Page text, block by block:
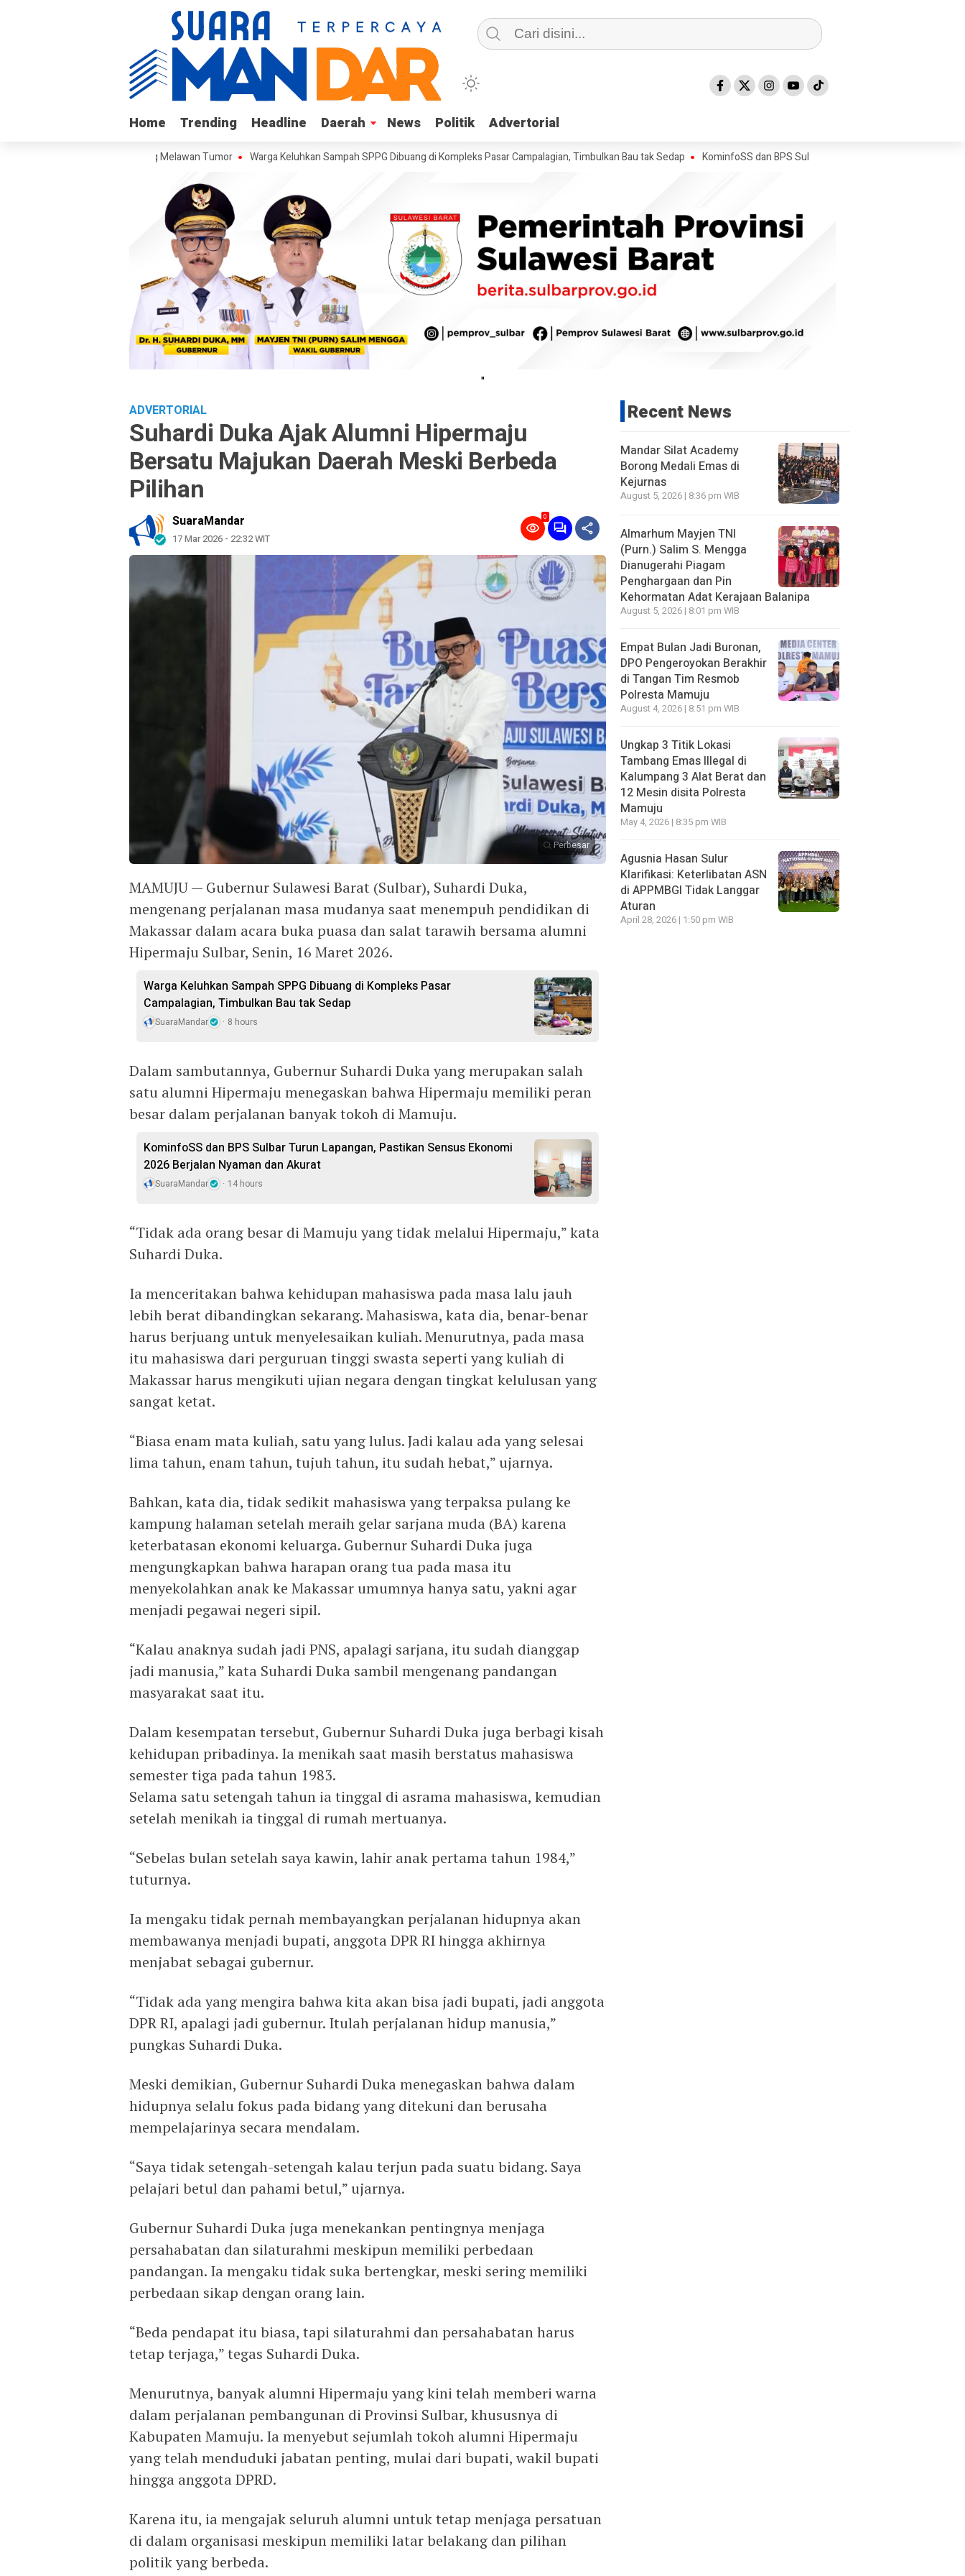
Home Trending Headline Daerah News Politik Advertorial
Home Trending Headline Daerah News Politik Advertorial
Kalukku yang Berjuang Melawan Tumor Warga Keluhkan Sampah SPPG Dibuang di Kompleks Pasar Campalagian, Timbulkan Bau tak Sedap KominfoSS dan BPS Sulbar Turun Lapangan, Pastikan Sensus
"
ADVERTORIAL
Suhardi Duka Ajak Alumni Hipermaju
Bersatu Majukan Daerah Meski Berbeda
Pilihan
SuaraMandar
17 Mar 2026 - 22:32 WIT
0
Perbesar
MAMUJU — Gubernur Sulawesi Barat (Sulbar), Suhardi Duka,
mengenang perjalanan masa mudanya saat menempuh pendidikan di
Makassar dalam acara buka puasa dan salat tarawih bersama alumni
Hipermaju Sulbar, Senin, 16 Maret 2026.
Warga Keluhkan Sampah SPPG Dibuang di Kompleks Pasar
Campalagian, Timbulkan Bau tak Sedap
SuaraMandar 8 hours
Dalam sambutannya, Gubernur Suhardi Duka yang merupakan salah
satu alumni Hipermaju menegaskan bahwa Hipermaju memiliki peran
besar dalam perjalanan banyak tokoh di Mamuju.
KominfoSS dan BPS Sulbar Turun Lapangan, Pastikan Sensus Ekonomi
2026 Berjalan Nyaman dan Akurat
SuaraMandar 14 hours
“Tidak ada orang besar di Mamuju yang tidak melalui Hipermaju,” kata
Suhardi Duka.
Ia menceritakan bahwa kehidupan mahasiswa pada masa lalu jauh
lebih berat dibandingkan sekarang. Mahasiswa, kata dia, benar-benar
harus berjuang untuk menyelesaikan kuliah. Menurutnya, pada masa
itu mahasiswa dari perguruan tinggi swasta seperti yang kuliah di
Makassar harus mengikuti ujian negara dengan tingkat kelulusan yang
sangat ketat.
“Biasa enam mata kuliah, satu yang lulus. Jadi kalau ada yang selesai
lima tahun, enam tahun, tujuh tahun, itu sudah hebat,” ujarnya.
Bahkan, kata dia, tidak sedikit mahasiswa yang terpaksa pulang ke
kampung halaman setelah meraih gelar sarjana muda (BA) karena
keterbatasan ekonomi keluarga. Gubernur Suhardi Duka juga
mengungkapkan bahwa harapan orang tua pada masa itu
menyekolahkan anak ke Makassar umumnya hanya satu, yakni agar
menjadi pegawai negeri sipil.
“Kalau anaknya sudah jadi PNS, apalagi sarjana, itu sudah dianggap
jadi manusia,” kata Suhardi Duka sambil mengenang pandangan
masyarakat saat itu.
Dalam kesempatan tersebut, Gubernur Suhardi Duka juga berbagi kisah
kehidupan pribadinya. Ia menikah saat masih berstatus mahasiswa
semester tiga pada tahun 1983.
Selama satu setengah tahun ia tinggal di asrama mahasiswa, kemudian
setelah menikah ia tinggal di rumah mertuanya.
“Sebelas bulan setelah saya kawin, lahir anak pertama tahun 1984,”
tuturnya.
Ia mengaku tidak pernah membayangkan perjalanan hidupnya akan
membawanya menjadi bupati, anggota DPR RI hingga akhirnya
menjabat sebagai gubernur.
“Tidak ada yang mengira bahwa kita akan bisa jadi bupati, jadi anggota
DPR RI, apalagi jadi gubernur. Itulah perjalanan hidup manusia,”
pungkas Suhardi Duka.
Meski demikian, Gubernur Suhardi Duka menegaskan bahwa dalam
hidupnya selalu fokus pada bidang yang ditekuni dan berusaha
mempelajarinya secara mendalam.
“Saya tidak setengah-setengah kalau terjun pada suatu bidang. Saya
pelajari betul dan pahami betul,” ujarnya.
Gubernur Suhardi Duka juga menekankan pentingnya menjaga
persahabatan dan silaturahmi meskipun memiliki perbedaan
pandangan. Ia mengaku tidak suka bertengkar, meski sering memiliki
perbedaan sikap dengan orang lain.
“Beda pendapat itu biasa, tapi silaturahmi dan persahabatan harus
tetap terjaga,” tegas Suhardi Duka.
Menurutnya, banyak alumni Hipermaju yang kini telah memberi warna
dalam perjalanan pembangunan di Provinsi Sulbar, khususnya di
Kabupaten Mamuju. Ia menyebut sejumlah tokoh alumni Hipermaju
yang telah menduduki jabatan penting, mulai dari bupati, wakil bupati
hingga anggota DPRD.
Karena itu, ia mengajak seluruh alumni untuk tetap menjaga persatuan
di dalam organisasi meskipun memiliki latar belakang dan pilihan
politik yang berbeda.
Recent News
Mandar Silat Academy
Borong Medali Emas di
Kejurnas
August 5, 2026 | 8:36 pm WIB
Almarhum Mayjen TNI
(Purn.) Salim S. Mengga
Dianugerahi Piagam
Penghargaan dan Pin
Kehormatan Adat Kerajaan Balanipa
August 5, 2026 | 8:01 pm WIB
Empat Bulan Jadi Buronan,
DPO Pengeroyokan Berakhir
di Tangan Tim Resmob
Polresta Mamuju
August 4, 2026 | 8:51 pm WIB
Ungkap 3 Titik Lokasi
Tambang Emas Illegal di
Kalumpang 3 Alat Berat dan
12 Mesin disita Polresta
Mamuju
May 4, 2026 | 8:35 pm WIB
Agusnia Hasan Sulur
Klarifikasi: Keterlibatan ASN
di APPMBGI Tidak Langgar
Aturan
April 28, 2026 | 1:50 pm WIB